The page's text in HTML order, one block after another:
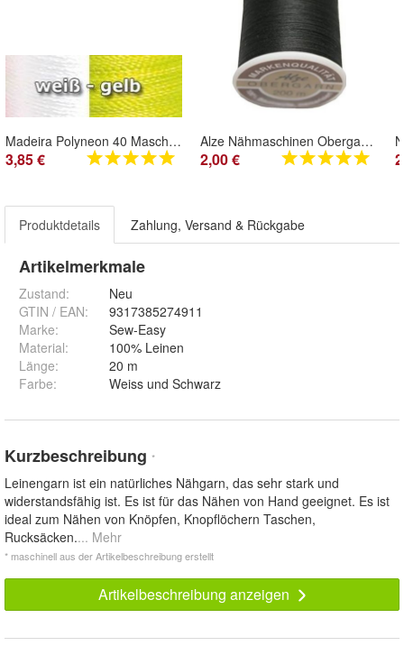
Madeira Polyneon 40 Maschinenstickgarn - 400m weiß-gelb
3,85 €
Alze Nähmaschinen Obergarn Baumwolle schwarz und weiss je 200 m
2,00 €
Produktdetails Zahlung, Versand & Rückgabe
Artikelmerkmale
Zustand:
Neu
GTIN / EAN:
9317385274911
Marke:
Sew-Easy
Material:
100% Leinen
Länge:
20 m
Farbe: Weiss und Schwarz
Kurzbeschreibung *
Leinengarn ist ein natürliches Nähgarn, das sehr stark und
widerstandsfähig ist. Es ist für das Nähen von Hand geeignet. Es ist
ideal zum Nähen von Knöpfen, Knopflöchern Taschen,
Rucksäcken.... Mehr
* maschinell aus der Artikelbeschreibung erstellt
Artikelbeschreibung anzeigen